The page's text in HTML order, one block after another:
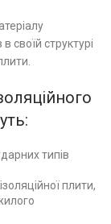
своїй структурі
типів
плити,